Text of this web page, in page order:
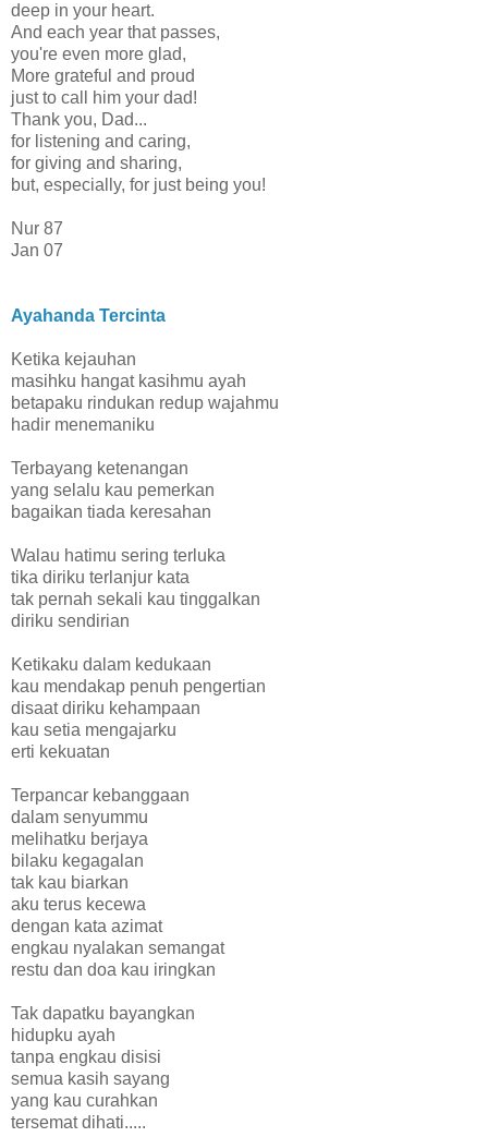
deep in your heart.
And each year that passes,
you're even more glad,
More grateful and proud
just to call him your dad!
Thank you, Dad...
for listening and caring,
for giving and sharing,
but, especially, for just being you!
Nur 87
Jan 07
Ayahanda Tercinta
Ketika kejauhan
masihku hangat kasihmu ayah
betapaku rindukan redup wajahmu
hadir menemaniku
Terbayang ketenangan
yang selalu kau pemerkan
bagaikan tiada keresahan
Walau hatimu sering terluka
tika diriku terlanjur kata
tak pernah sekali kau tinggalkan
diriku sendirian
Ketikaku dalam kedukaan
kau mendakap penuh pengertian
disaat diriku kehampaan
kau setia mengajarku
erti kekuatan
Terpancar kebanggaan
dalam senyummu
melihatku berjaya
bilaku kegagalan
tak kau biarkan
aku terus kecewa
dengan kata azimat
engkau nyalakan semangat
restu dan doa kau iringkan
Tak dapatku bayangkan
hidupku ayah
tanpa engkau disisi
semua kasih sayang
yang kau curahkan
tersemat dihati.....